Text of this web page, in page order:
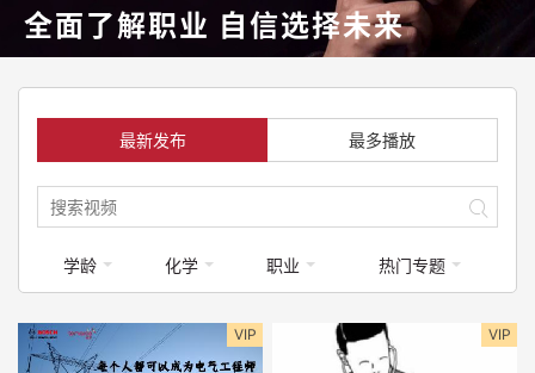
全面了解职业 自信选择未来
最新发布 最多播放
学龄 化学 职业 热门专题
VIP VIP